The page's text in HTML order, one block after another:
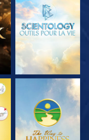
DÉCOUVRIR LES
SÉRIES
REGARDER